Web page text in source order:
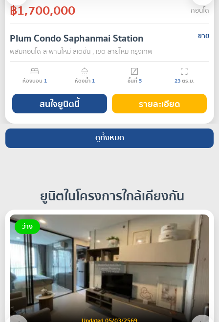
฿1,700,000 คอนโด
Plum Condo Saphanmai Station
ขาย
พลัมคอนโด สะพานใหม่ สเตชั่น , เขต สายไหม กรุงเทพ
ห้องนอน 1 ห้องน้ำ 1 ชั้นที่5 23ตร.ม.
สนใจยูนิตนี้ รายละเอียด
ดูทั้งหมด
ยูนิตในโครงการใกล้เคียงกัน
ว่าง